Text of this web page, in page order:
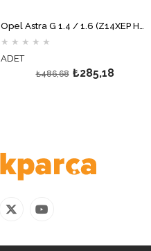
Opel Astra G 1.4 / 1.6 (Z14XEP Hariç) Yağ Filtresi GM
★ ★ ★ ★ ★
ADET
₺285,18
₺486,68